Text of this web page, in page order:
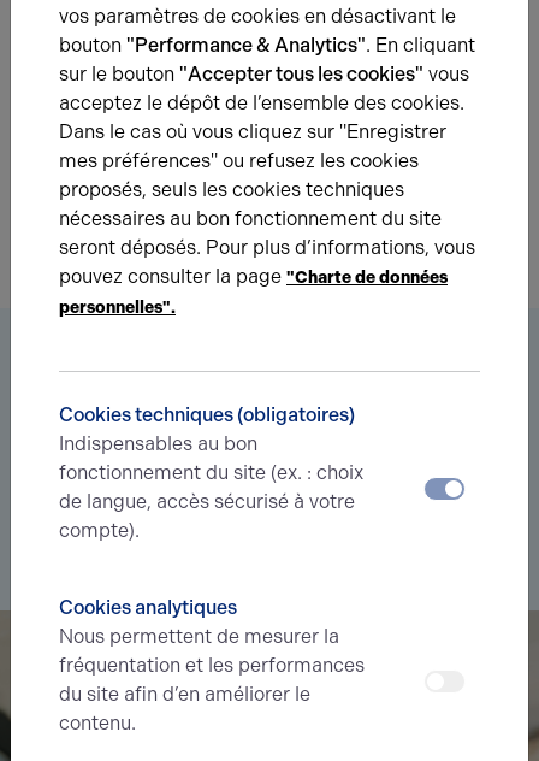
Prenez contact avec nos experts pour vous
accompagner dans votre projet d’immobilier
d’entreprise.
Je prends contact
Déléguez votre projetà nos experts et soyez prévenus des
nouvelles offres enavant-premièrecorrespondant à votre
recherche.
vos paramètres de cookies en désactivant le
bouton "Performance & Analytics". En cliquant
sur le bouton "Accepter tous les cookies" vous
acceptez le dépôt de l’ensemble des cookies.
Dans le cas où vous cliquez sur "Enregistrer
mes préférences" ou refusez les cookies
proposés, seuls les cookies techniques
nécessaires au bon fonctionnement du site
seront déposés. Pour plus d’informations, vous
pouvez consulter la page "Charte de données
personnelles".
Cookies techniques (obligatoires)
Indispensables au bon
fonctionnement du site (ex. : choix
de langue, accès sécurisé à votre
compte).
Cookies analytiques
Nous permettent de mesurer la
fréquentation et les performances
du site afin d’en améliorer le
contenu.